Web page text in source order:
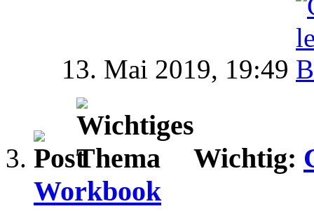
13. Mai 2019, 19:49
Wichtig:
Workbook